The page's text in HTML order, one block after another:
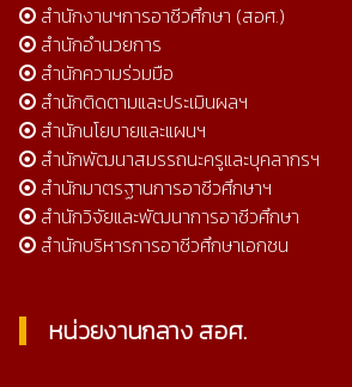
สำนักงานฯการอาชีวศึกษา (สอศ.)
สำนักอำนวยการ
สำนักความร่วมมือ
สำนักติดตามและประเมินผลฯ
สำนักนโยบายและแผนฯ
สำนักพัฒนาสมรรถนะครูและบุคลากรฯ
สำนักมาตรฐานการอาชีวศึกษาฯ
สำนักวิจัยและพัฒนาการอาชีวศึกษา
สำนักบริหารการอาชีวศึกษาเอกชน
หน่วยงานกลาง สอศ.